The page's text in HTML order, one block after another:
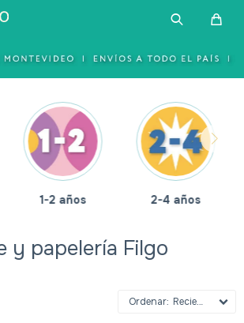
2-4 años 4-6 años
y papelería Filgo
Recientes